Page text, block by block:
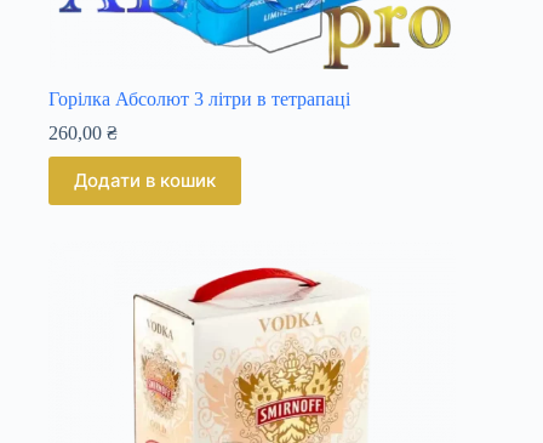
Горілка Абсолют 3 літри в тетрапаці
260,00 ₴
Додати в кошик